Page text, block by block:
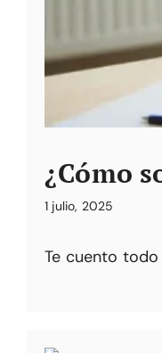
¿Cómo
1 julio, 2025
Te cuento